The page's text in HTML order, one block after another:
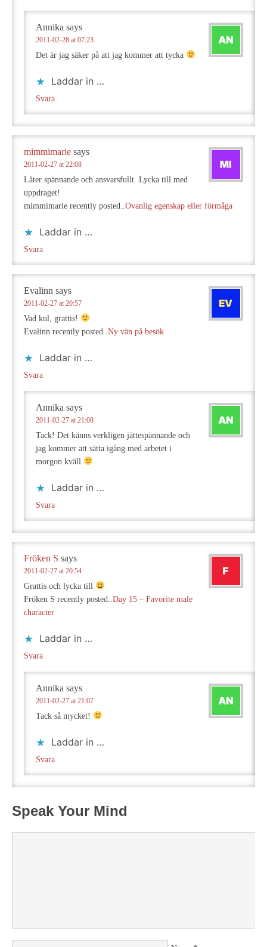
Annika says
2011-02-28 at 07:23
Det är jag säker på att jag kommer att tycka
Laddar in …
Svara
mimmimarie says
2011-02-27 at 22:08
Låter spännande och ansvarsfullt. Lycka till med
uppdraget!
mimmimarie recently posted..Ovanlig egenskap eller förmåga
Laddar in …
Svara
Evalinn says
2011-02-27 at 20:57
Vad kul, grattis!
Evalinn recently posted..Ny vän på besök
Laddar in …
Svara
Annika says
2011-02-27 at 21:08
Tack! Det känns verkligen jättespännande och
jag kommer att sätta igång med arbetet i
morgon kväll
Laddar in …
Svara
Fröken S says
2011-02-27 at 20:54
Grattis och lycka till
Fröken S recently posted..Day 15 – Favorite male
character
Laddar in …
Svara
Annika says
2011-02-27 at 21:07
Tack så mycket!
Laddar in …
Svara
Speak Your Mind